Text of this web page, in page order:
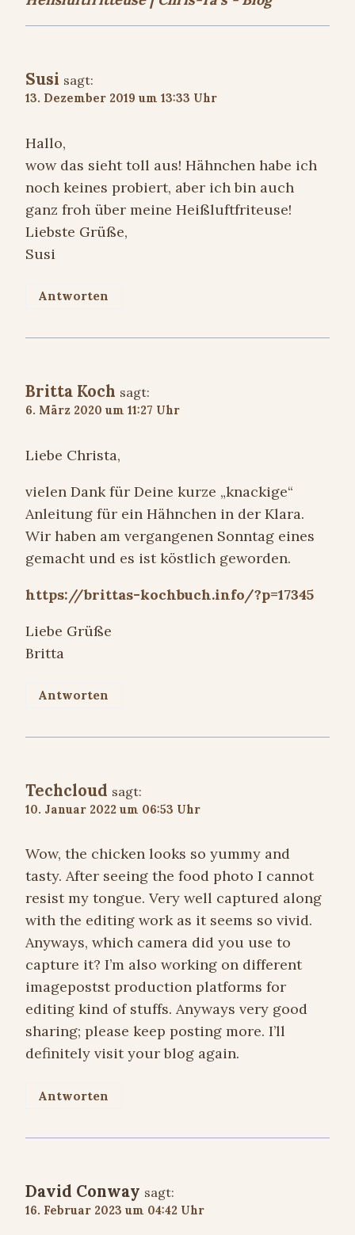
Susi sagt:
13. Dezember 2019 um 13:33 Uhr
Hallo,
wow das sieht toll aus! Hähnchen habe ich
noch keines probiert, aber ich bin auch
ganz froh über meine Heißluftfriteuse!
Liebste Grüße,
Susi
Antworten
Britta Koch sagt:
6. März 2020 um 11:27 Uhr
Liebe Christa,
vielen Dank für Deine kurze „knackige“
Anleitung für ein Hähnchen in der Klara.
Wir haben am vergangenen Sonntag eines
gemacht und es ist köstlich geworden.
https://brittas-kochbuch.info/?p=17345
Liebe Grüße
Britta
Antworten
Techcloud sagt:
10. Januar 2022 um 06:53 Uhr
Wow, the chicken looks so yummy and
tasty. After seeing the food photo I cannot
resist my tongue. Very well captured along
with the editing work as it seems so vivid.
Anyways, which camera did you use to
capture it? I’m also working on different
imagepostst production platforms for
editing kind of stuffs. Anyways very good
sharing; please keep posting more. I’ll
definitely visit your blog again.
Antworten
David Conway sagt:
16. Februar 2023 um 04:42 Uhr